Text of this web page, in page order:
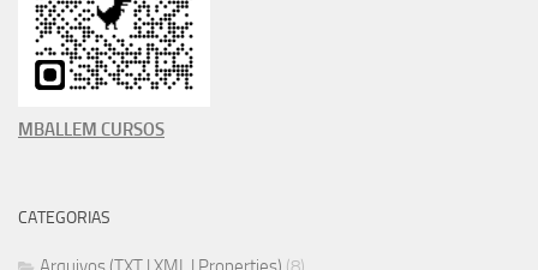
MBALLEM CURSOS
CATEGORIAS